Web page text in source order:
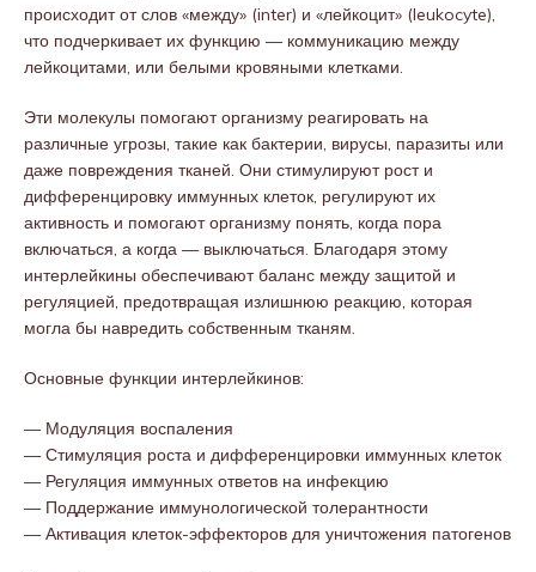
происходит от слов «между» (inter) и «лейкоцит» (leukocyte),
что подчеркивает их функцию — коммуникацию между
лейкоцитами, или белыми кровяными клетками.
Эти молекулы помогают организму реагировать на
различные угрозы, такие как бактерии, вирусы, паразиты или
даже повреждения тканей. Они стимулируют рост и
дифференцировку иммунных клеток, регулируют их
активность и помогают организму понять, когда пора
включаться, а когда — выключаться. Благодаря этому
интерлейкины обеспечивают баланс между защитой и
регуляцией, предотвращая излишнюю реакцию, которая
могла бы навредить собственным тканям.
Основные функции интерлейкинов:
— Модуляция воспаления
— Стимуляция роста и дифференцировки иммунных клеток
— Регуляция иммунных ответов на инфекцию
— Поддержание иммунологической толерантности
— Активация клеток-эффекторов для уничтожения патогенов